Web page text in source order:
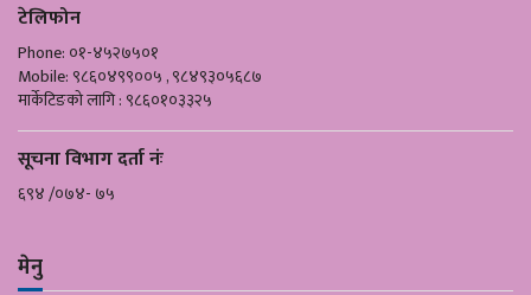
टेलिफोन
Phone: ०१-४५२७५०१
Mobile: ९८६०४९९००५ , ९८४९३०५६८७
मार्केटिङको लागि : ९८६०१०३३२५
सूचना विभाग दर्ता नंः
६९४ /०७४- ७५
मेनु